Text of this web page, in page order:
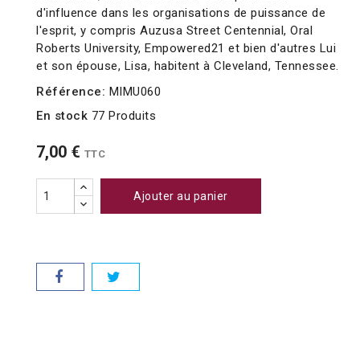
d'influence dans les organisations de puissance de
l'esprit, y compris Auzusa Street Centennial, Oral
Roberts University, Empowered21 et bien d'autres Lui
et son épouse, Lisa, habitent à Cleveland, Tennessee.
Référence: MIMU060
En stock 77 Produits
7,00 € TTC
Ajouter au panier